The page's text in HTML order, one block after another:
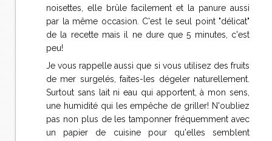
noisettes, elle brûle facilement et la panure aussi
par la même occasion. C'est le seul point "délicat"
de la recette mais il ne dure que 5 minutes, c'est
peu!
Je vous rappelle aussi que si vous utilisez des fruits
de mer surgelés, faites-les dégeler naturellement.
Surtout sans lait ni eau qui apportent, à mon sens,
une humidité qui les empêche de griller! N'oubliez
pas non plus de les tamponner fréquemment avec
un papier de cuisine pour qu'elles semblent